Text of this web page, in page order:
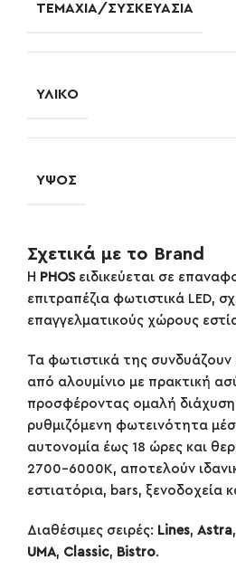
ΤΕΜΆΧΙΑ/ΣΥΣΚΕΥΑΣΊΑ
ΥΛΙΚΌ
ΎΨΟΣ
Σχετικά με το Brand
Η PHOSειδικεύεται σε
επιτραπέζια φωτιστικά LED,
επαγγελματικούς χώρους
Τα φωτιστικά της
από αλουμίνιο με πρακτική
προσφέροντας ομαλή
ρυθμιζόμενη φωτεινότητα
αυτονομία έως 18 ώρες και
2700–6000K, αποτελούν
εστιατόρια, bars, ξενοδοχεία
Διαθέσιμες σειρές: Lines, Astra,
UMA, Classic, Bistro.